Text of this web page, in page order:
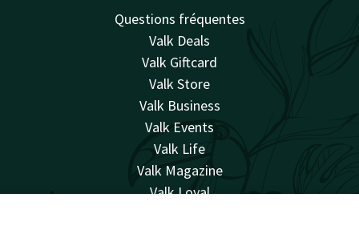
Questions fréquentes
Valk Deals
Valk Giftcard
Valk Store
Valk Business
Valk Events
Valk Life
Valk Magazine
Valk Loyal